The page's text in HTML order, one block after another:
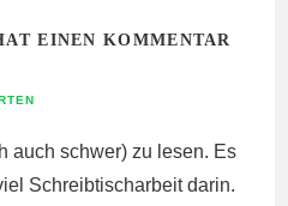
EINEN KOMMENTAR
auch schwer) zu lesen. Es
Schreibtischarbeit darin.